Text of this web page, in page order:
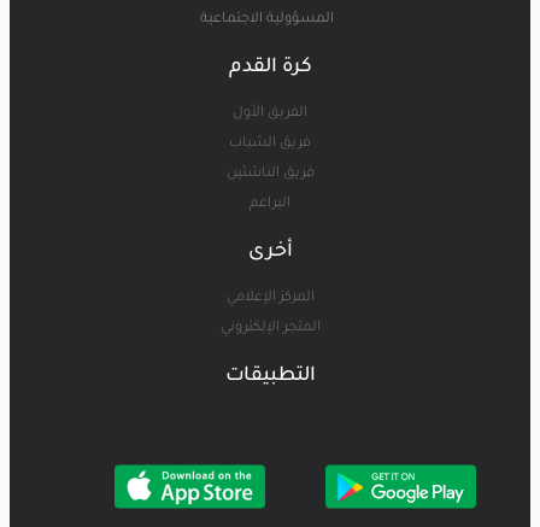
المسؤولية الاجتماعية
كرة القدم
الفريق الأول
فريق الشباب
فريق الناشئين
البراعم
أخرى
المركز الإعلامي
المتجر الإلكتروني
التطبيقات